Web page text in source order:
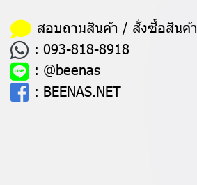
สอบถามสินค้า / สั่งซื้อสินค้า
: 093-818-8918
: @beenas
: BEENAS.NET